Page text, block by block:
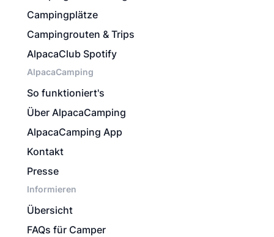
Campingplätze
Campingrouten & Trips
AlpacaClub Spotify
AlpacaCamping
So funktioniert's
Über AlpacaCamping
AlpacaCamping App
Kontakt
Presse
Informieren
Übersicht
FAQs für Camper